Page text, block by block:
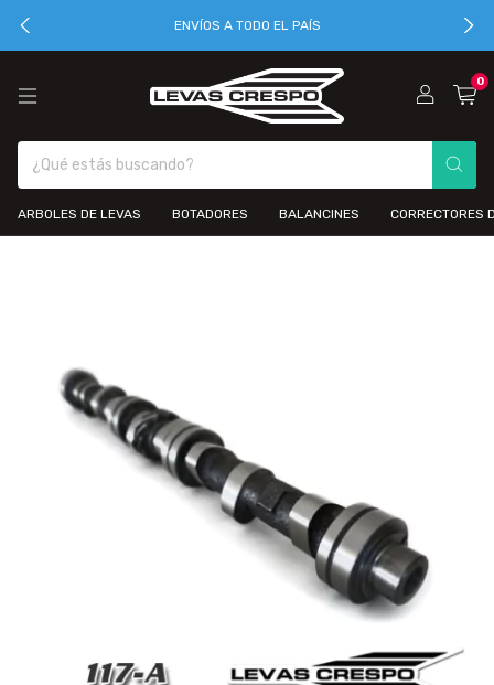
ENVÍOS A TODO EL PAÍS
0
ARBOLES DE LEVAS BOTADORES BALANCINES CORRECTORES